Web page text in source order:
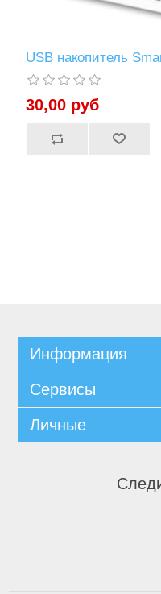
USB накопитель
30,00 руб
Информация
Сервисы
Личные